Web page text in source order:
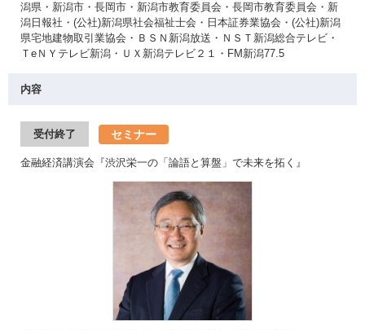
潟県・新潟市・長岡市・新潟市教育委員会・長岡市教育委員会・新
潟日報社・(公社)新潟県社会福祉士会・日本証券業協会・(公社)新潟
県宅地建物取引業協会・ＢＳＮ新潟放送・ＮＳＴ新潟総合テレビ・
ＴeＮＹテレビ新潟・ＵＸ新潟テレビ２１・FM新潟77.5
内容
受付終了 セミナー
金融経済講演会『渋沢栄一の「論語と算盤」で未来を拓く』